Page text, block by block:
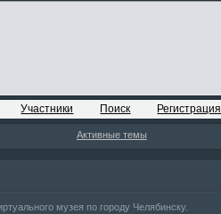
Участники Поиск Регистрация
Активные темы
музея по городу Челябинску.